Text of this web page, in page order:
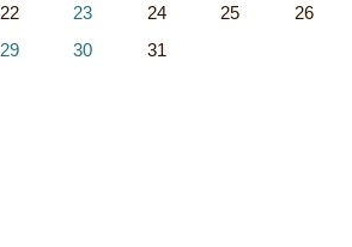
22 23 24 25
26
29 30 31